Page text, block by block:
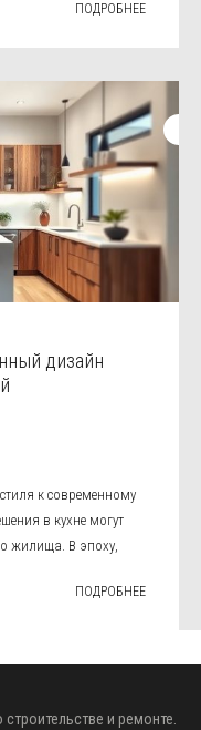
ПОДРОБНЕЕ
дизайн
к современному
в кухне могут
жилища. В эпоху,
ПОДРОБНЕЕ
строительстве и ремонте.